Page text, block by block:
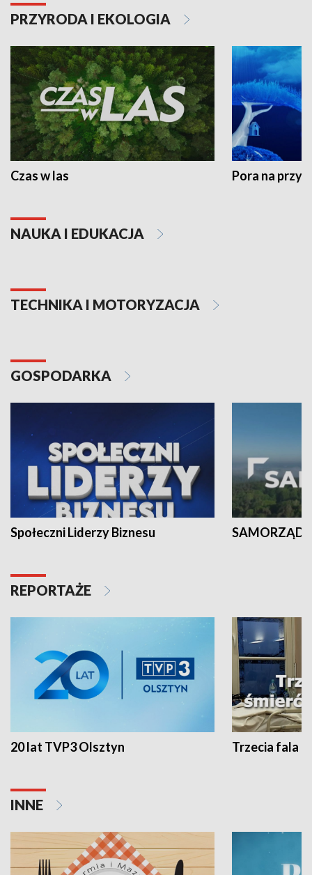
PRZYRODA I EKOLOGIA
Czas w las Pora na
NAUKA I EDUKACJA
TECHNIKA I MOTORYZACJA
GOSPODARKA
Społeczni Liderzy Biznesu SAMORZĄD
REPORTAŻE
20 lat TVP3 Olsztyn Trzecia fala -
INNE